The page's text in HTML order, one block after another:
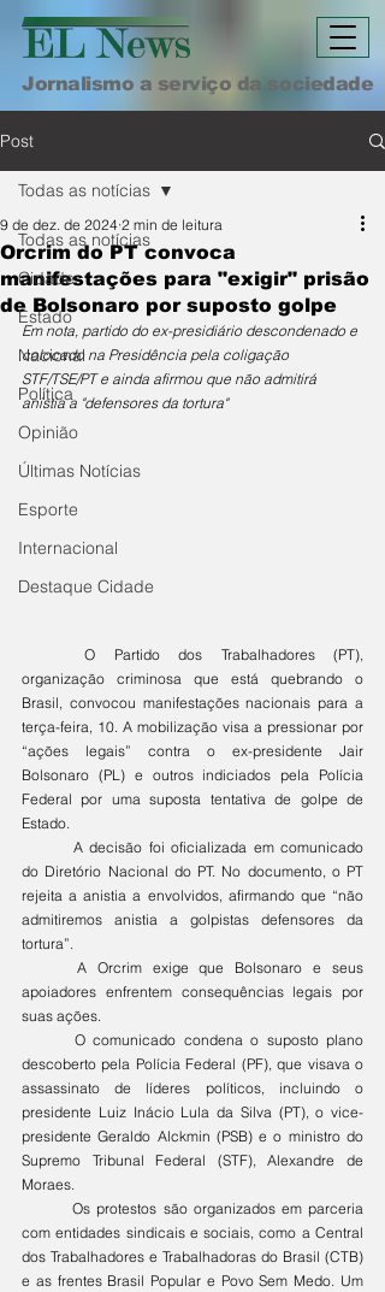
Jornalismo a serviço da sociedade
Post
Todas as notícias
Cidade
Estado
Nacional
Política
Opinião
Últimas Notícias
Esporte
Internacional
Destaque Cidade
Todas as notícias
Orcrim do PT convoca
manifestações para "exigir" prisão
de Bolsonaro por suposto golpe
9 de dez. de 2024 2 min de leitura
Em nota, partido do ex-presidiário descondenado e
colocado na Presidência pela coligação
STF/TSE/PT e ainda afirmou que não admitirá
anistia a "defensores da tortura"
	O Partido dos Trabalhadores (PT),
organização criminosa que está quebrando o
Brasil, convocou manifestações nacionais para a
terça-feira, 10. A mobilização visa a pressionar por
“ações legais” contra o ex-presidente Jair
Bolsonaro (PL) e outros indiciados pela Polícia
Federal por uma suposta tentativa de golpe de
Estado.
do Diretório Nacional do PT. No documento, o PT
rejeita a anistia a envolvidos, afirmando que “não
admitiremos anistia a golpistas defensores da
tortura”.
apoiadores enfrentem consequências legais por
suas ações.
descoberto pela Polícia Federal (PF), que visava o
assassinato de líderes políticos, incluindo o
presidente Luiz Inácio Lula da Silva (PT), o vice-
presidente Geraldo Alckmin (PSB) e o ministro do
Supremo Tribunal Federal (STF), Alexandre de
Moraes.
	Os protestos são organizados em parceria
com entidades sindicais e sociais, como a Central
dos Trabalhadores e Trabalhadoras do Brasil (CTB)
e as frentes Brasil Popular e Povo Sem Medo. Um